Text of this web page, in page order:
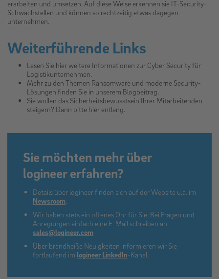
erarbeiten und umsetzen. Auf diese Weise erkennen sie IT-Security-
Schwachstellen und können so rechtzeitig etwas dagegen
unternehmen.
Weiterführende Links
Lesen Sie hier weitere Informationen zur Cyber Security für
Logistikunternehmen.
Mehr zu den Themen Ransomware und moderne Security-
Lösungen finden Sie in unserem Blogbeitrag.
Sie wollen das Sicherheitsbewusstsein Ihrer Mitarbeitenden
steigern? Dann bitte hier entlang.
Sie möchten mehr über
logineer erfahren?
Details über logineer finden sich auf der Website u.a. im
Newsroom
Wir haben stets ein offenes Ohr für Sie. Bei Fragen und
Anregungen einfach eine E-Mail schreiben an
sales@logineer.com
Über brandheiße Neuigkeiten informieren wir Sie
fortlaufend im logineer LinkedIn-Kanal.